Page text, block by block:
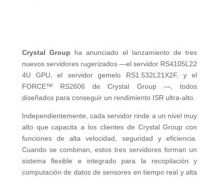
Crystal Group ha anunciado el lanzamiento de tres
nuevos servidores rugerizados —el servidor RS4105L22
4U GPU, el servidor gemelo RS1.532L21X2F, y el
FORCE™ RS2606 de Crystal Group —, todos
diseñados para conseguir un rendimiento ISR ultra-alto.
Independientemente, cada servidor rinde a un nivel muy
alto que capacita a los clientes de Crystal Group con
funciones de alta velocidad, seguridad y eficiencia.
Cuando se combinan, estos tres servidores forman un
sistema flexible e integrado para la recopilación y
computación de datos de sensores en tiempo real y alta